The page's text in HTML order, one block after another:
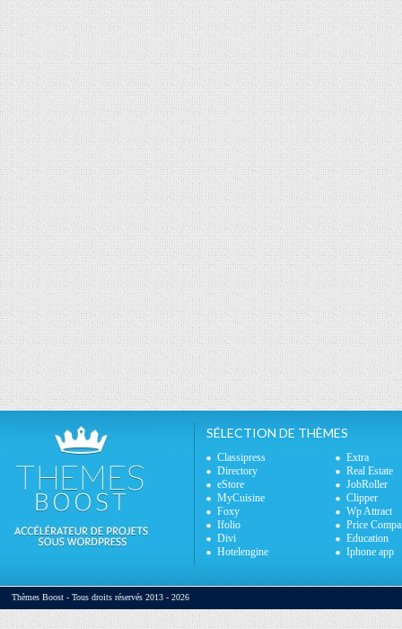
SÉLECTION DE THÈMES
Classipress
Extra
Directory
Real Estate
eStore
JobRoller
MyCuisine
Clipper
Foxy
Wp Attract
Ifolio
Price
Divi
Education
Hotelengine
Iphone app
Thèmes Boost - Tous droits réservés 2013 - 2026